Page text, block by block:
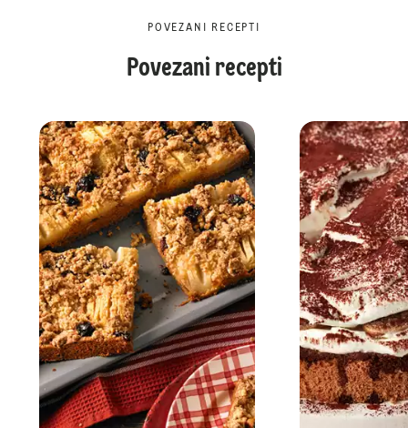
POVEZANI RECEPTI
Povezani recepti